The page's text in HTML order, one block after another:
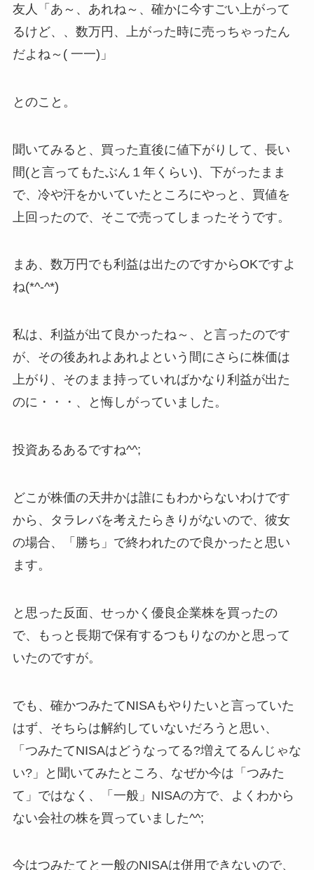
友人「あ～、あれね～、確かに今すごい上がって
るけど、、 数万円、上がった時に売っちゃったん
だよね～( 一一) 」
とのこと。
聞いてみると、買った直後に値下がりして、長い
間(と言ってもたぶん１年くらい)、下がったまま
で、冷や汗をかいていたところにやっと、買値を
上回ったので、そこで売ってしまったそうです。
まあ、数万円でも利益は出たのですからOKですよ
ね(*^-^*)
私は、利益が出て良かったね～、と言ったのです
が、その後あれよあれよという間にさらに株価は
上がり、そのまま持っていればかなり利益が出た
のに・・・、と悔しがっていました。
投資あるあるですね^^;
どこが株価の天井かは誰にもわからないわけです
から、タラレバを考えたらきりがないので、彼女
の場合、「勝ち」で終われたので良かったと思い
ます。
と思った反面、せっかく優良企業株を買ったの
で、もっと長期で保有するつもりなのかと思って
いたのですが。
でも、確かつみたてNISAもやりたいと言っていた
はず、そちらは解約していないだろうと思い、
「つみたてNISAはどうなってる?増えてるんじゃな
い?」と聞いてみたところ、なぜか今は「つみた
て」ではなく、「一般」NISAの方で、よくわから
ない会社の株を買っていました^^;
今はつみたてと一般のNISAは併用できないので、